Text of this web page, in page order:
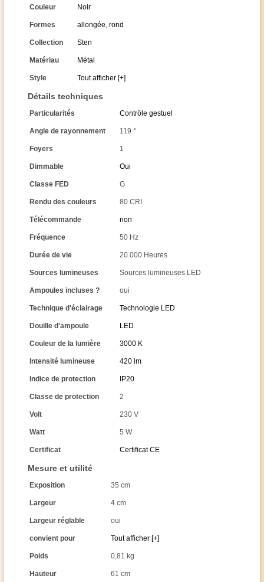
Couleur Noir
Formes allongée, rond
Collection Sten
Matériau Métal
Style Tout afficher [+]
Détails techniques
Particularités Contrôle gestuel
Angle de rayonnement 119 °
Foyers 1
Dimmable Oui
Classe FED G
Rendu des couleurs 80 CRI
Télécommande non
Fréquence 50 Hz
Durée de vie 20.000 Heures
Sources lumineuses Sources lumineuses LED
Ampoules incluses ? oui
Technique d'éclairage Technologie LED
Douille d'ampoule LED
Couleur de la lumière 3000 K
Intensité lumineuse 420 lm
Indice de protection IP20
Classe de protection 2
Volt 230 V
Watt 5 W
Certificat Certificat CE
Mesure et utilité
Exposition 35 cm
Largeur 4 cm
Largeur réglable oui
convient pour Tout afficher [+]
Poids 0,81 kg
Hauteur 61 cm